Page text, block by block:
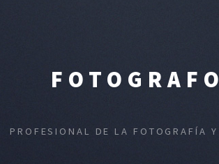
PROFESIONAL DE LA FOTOGRAFÍA